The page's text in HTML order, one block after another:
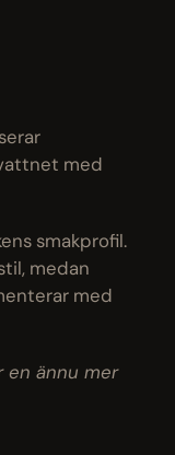
med
smakprofil.
medan
med
en ännu mer